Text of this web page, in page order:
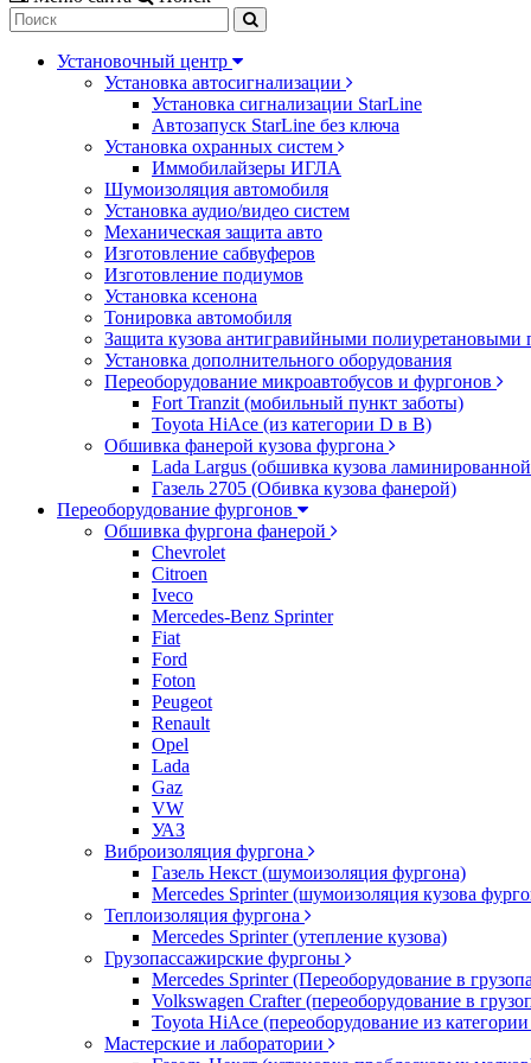
Установочный центр
Установка автосигнализации
Установка сигнализации StarLine
Автозапуск StarLine без ключа
Установка охранных систем
Иммобилайзеры ИГЛА
Шумоизоляция автомобиля
Установка аудио/видео систем
Механическая защита авто
Изготовление сабвуферов
Изготовление подиумов
Установка ксенона
Тонировка автомобиля
Защита кузова антигравийными полиуретановыми
Установка дополнительного оборудования
Переоборудование микроавтобусов и фургонов
Fort Tranzit (мобильный пункт заботы)
Toyota HiAce (из категории D в B)
Обшивка фанерой кузова фургона
Lada Largus (обшивка кузова
Газель 2705 (Обивка кузова фанерой)
Переоборудование фургонов
Обшивка фургона фанерой
Chevrolet
Citroen
Iveco
Mercedes-Benz Sprinter
Fiat
Ford
Foton
Peugeot
Renault
Opel
Lada
Gaz
VW
УАЗ
Виброизоляция фургона
Газель Некст (шумоизоляция фургона)
Mercedes Sprinter (шумоизоляция кузова
Теплоизоляция фургона
Mercedes Sprinter (утепление кузова)
Грузопассажирские фургоны
Mercedes Sprinter (Переоборудование в
Volkswagen Crafter (переоборудование в
Toyota HiAce (переоборудование из
Мастерские и лаборатории